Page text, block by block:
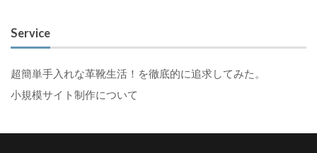
Service
超簡単手入れな革靴生活！を徹底的に追求してみた。
小規模サイト制作について